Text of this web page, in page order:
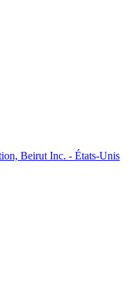
Beirut Inc. - États-Unis